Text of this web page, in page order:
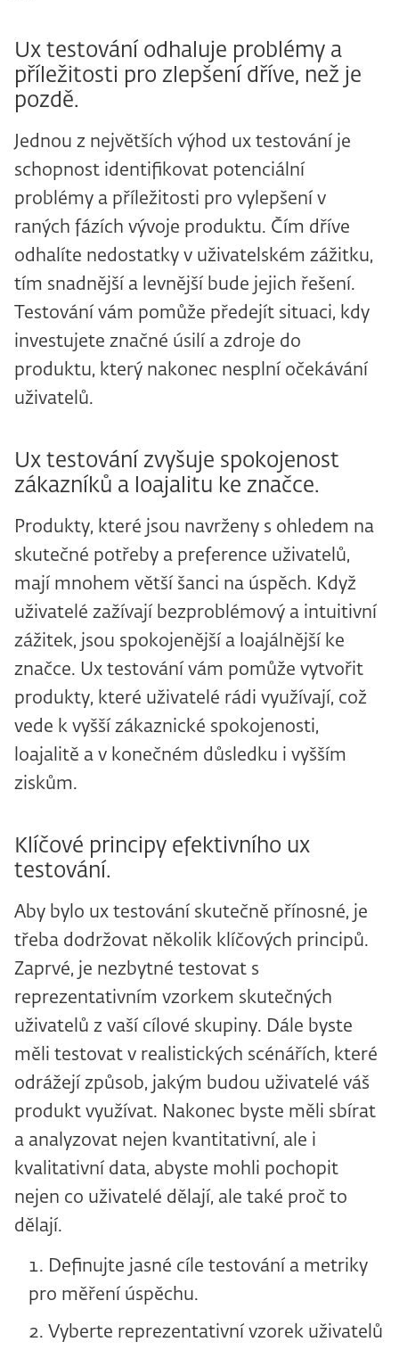
Ux testování odhaluje problémy a
příležitosti pro zlepšení dříve, než je
pozdě.
Jednou z největších výhod ux testování je
schopnost identifikovat potenciální
problémy a příležitosti pro vylepšení v
raných fázích vývoje produktu. Čím dříve
odhalíte nedostatky v uživatelském zážitku,
tím snadnější a levnější bude jejich řešení.
Testování vám pomůže předejít situaci, kdy
investujete značné úsilí a zdroje do
produktu, který nakonec nesplní očekávání
uživatelů.
Ux testování zvyšuje spokojenost
zákazníků a loajalitu ke značce.
Produkty, které jsou navrženy s ohledem na
skutečné potřeby a preference uživatelů,
mají mnohem větší šanci na úspěch. Když
uživatelé zažívají bezproblémový a intuitivní
zážitek, jsou spokojenější a loajálnější ke
značce. Ux testování vám pomůže vytvořit
produkty, které uživatelé rádi využívají, což
vede k vyšší zákaznické spokojenosti,
loajalitě a v konečném důsledku i vyšším
ziskům.
Klíčové principy efektivního ux
testování.
Aby bylo ux testování skutečně přínosné, je
třeba dodržovat několik klíčových principů.
Zaprvé, je nezbytné testovat s
reprezentativním vzorkem skutečných
uživatelů z vaší cílové skupiny. Dále byste
měli testovat v realistických scénářích, které
odrážejí způsob, jakým budou uživatelé váš
produkt využívat. Nakonec byste měli sbírat
a analyzovat nejen kvantitativní, ale i
kvalitativní data, abyste mohli pochopit
nejen co uživatelé dělají, ale také proč to
dělají.
Definujte jasné cíle testování a metriky
pro měření úspěchu.
Vyberte reprezentativní vzorek uživatelů